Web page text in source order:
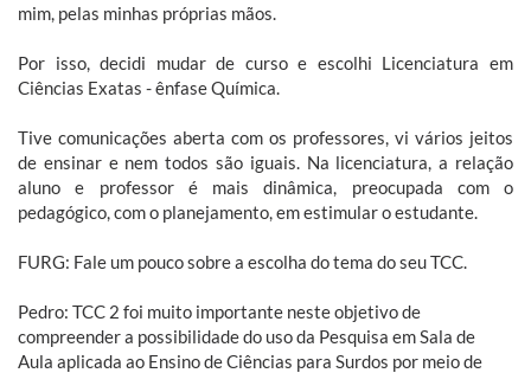
mim, pelas minhas próprias mãos.
Por isso, decidi mudar de curso e escolhi Licenciatura em
Ciências Exatas - ênfase Química.
Tive comunicações aberta com os professores, vi vários jeitos
de ensinar e nem todos são iguais. Na licenciatura, a relação
aluno e professor é mais dinâmica, preocupada com o
pedagógico, com o planejamento, em estimular o estudante.
FURG: Fale um pouco sobre a escolha do tema do seu TCC.
Pedro: TCC 2 foi muito importante neste objetivo de
compreender a possibilidade do uso da Pesquisa em Sala de
Aula aplicada ao Ensino de Ciências para Surdos por meio de